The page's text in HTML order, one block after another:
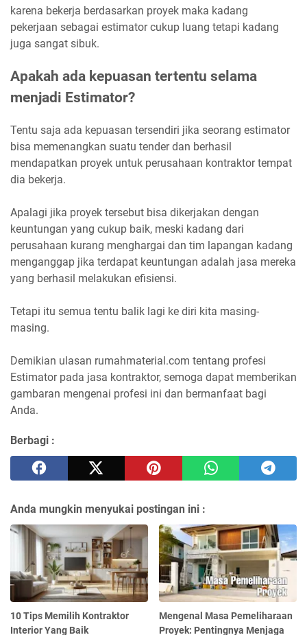
karena bekerja berdasarkan proyek maka kadang
pekerjaan sebagai estimator cukup luang tetapi kadang
juga sangat sibuk.
Apakah ada kepuasan tertentu selama
menjadi Estimator?
Tentu saja ada kepuasan tersendiri jika seorang estimator
bisa memenangkan suatu tender dan berhasil
mendapatkan proyek untuk perusahaan kontraktor tempat
dia bekerja.
Apalagi jika proyek tersebut bisa dikerjakan dengan
keuntungan yang cukup baik, meski kadang dari
perusahaan kurang menghargai dan tim lapangan kadang
menganggap jika terdapat keuntungan adalah jasa mereka
yang berhasil melakukan efisiensi.
Tetapi itu semua tentu balik lagi ke diri kita masing-
masing.
Demikian ulasan rumahmaterial.com tentang profesi
Estimator pada jasa kontraktor, semoga dapat memberikan
gambaran mengenai profesi ini dan bermanfaat bagi
Anda.
Berbagi :
Anda mungkin menyukai postingan ini :
10 Tips Memilih Kontraktor
Interior Yang Baik
Mengenal Masa Pemeliharaan
Proyek: Pentingnya Menjaga